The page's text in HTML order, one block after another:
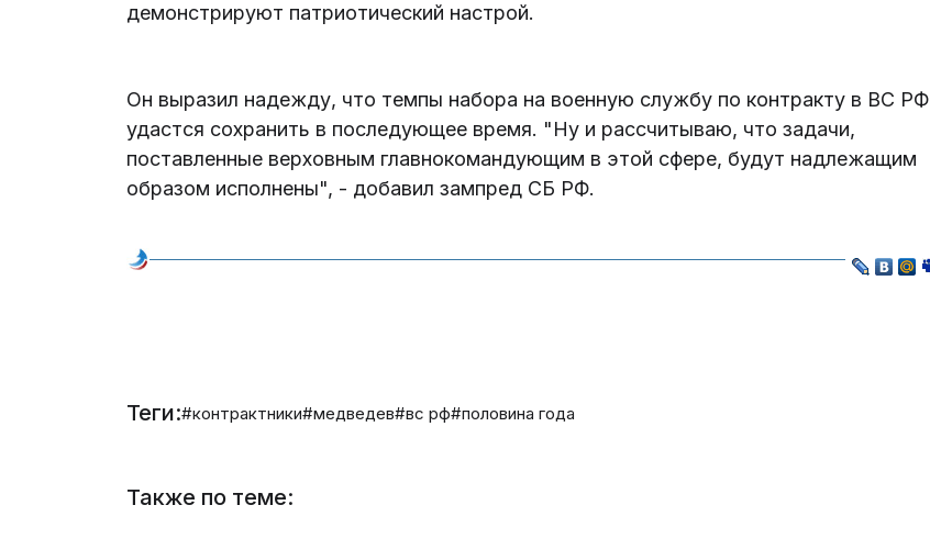
демонстрируют патриотический настрой.
Он выразил надежду, что темпы набора на военную службу по контракту в ВС РФ
удастся сохранить в последующее время. "Ну и рассчитываю, что задачи,
поставленные верховным главнокомандующим в этой сфере, будут надлежащим
образом исполнены", - добавил зампред СБ РФ.
Теги:#контрактники#медведев#вс рф#половина года
Также по теме: